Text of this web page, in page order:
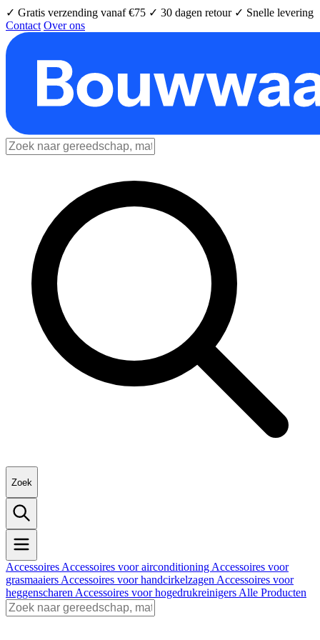
✓ Gratis verzending vanaf €75 ✓ 30 dagen retour ✓ Snelle levering
Contact Over ons
Zoek
Accessoires Accessoires voor airconditioning Accessoires voor
grasmaaiers Accessoires voor handcirkelzagen Accessoires voor
heggenscharen Accessoires voor hogedrukreinigers Alle Producten